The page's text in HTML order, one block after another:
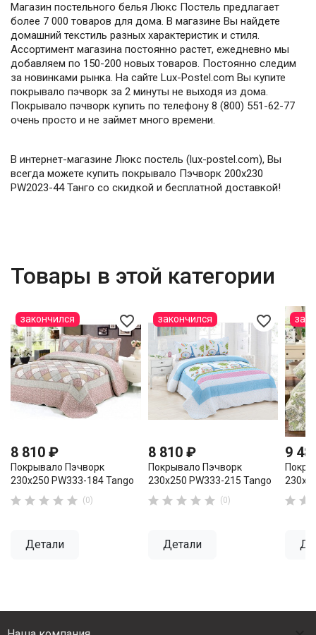
Магазин постельного белья Люкс Постель предлагает
более 7 000 товаров для дома. В магазине Вы найдете
домашний текстиль разных характеристик и стиля.
Ассортимент магазина постоянно растет, ежедневно мы
добавляем по 150-200 новых товаров. Постоянно следим
за новинками рынка. На сайте Lux-Postel.com Вы купите
покрывало пэчворк за 2 минуты не выходя из дома.
Покрывало пэчворк купить по телефону 8 (800) 551-62-77
очень просто и не займет много времени.
В интернет-магазине Люкс постель (lux-postel.com), Вы
всегда можете купить покрывало Пэчворк 200х230
PW2023-44 Танго со скидкой и бесплатной доставкой!
Товары в этой категории
favorite_border
8 810 ₽
Покрывало Пэчворк
230х250 PW333-184 Tango
     (0)
Детали
закончился favorite_border
8 810 ₽
Покрывало Пэчворк
230х250 PW333-215 Tango
     (0)
Детали
закончился
9
 